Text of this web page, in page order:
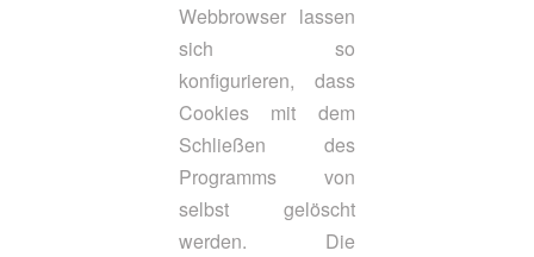
Webbrowser lassen
sich so
konfigurieren, dass
Cookies mit dem
Schließen des
Programms von
selbst gelöscht
werden. Die